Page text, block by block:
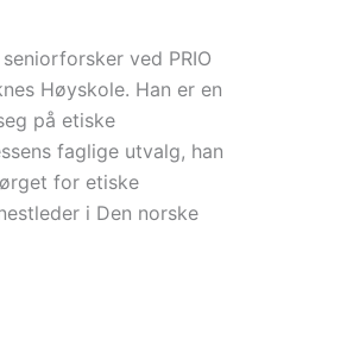
ved PRIO
Høyskole. Han er en
på etiske
faglige utvalg, han
for etiske
i Den norske